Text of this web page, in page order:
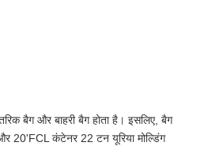
बैग और बाहरी बैग होता है। इसलिए, बैग
20'FCL कंटेनर 22 टन यूरिया मोल्डिंग